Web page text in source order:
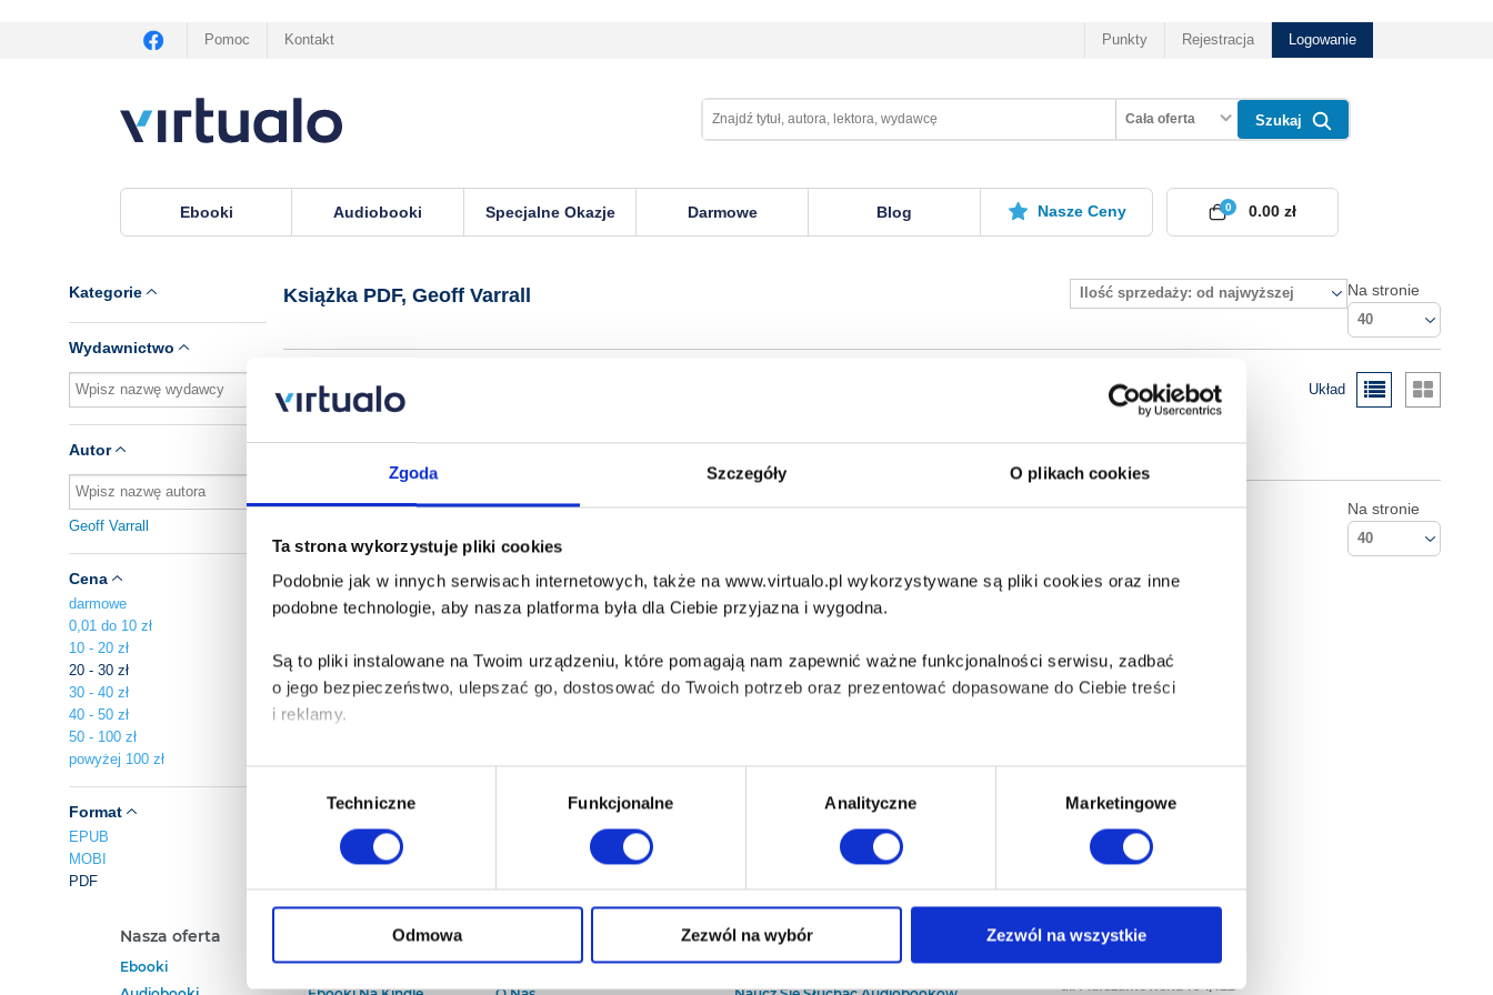
Zgoda Szczegóły O plikach cookies
Ta strona wykorzystuje pliki cookies
Podobnie jak w innych serwisach internetowych, także na www.virtualo.pl wykorzystywane są pliki cookies oraz inne
podobne technologie, aby nasza platforma była dla Ciebie przyjazna i wygodna.
Są to pliki instalowane na Twoim urządzeniu, które pomagają nam zapewnić ważne funkcjonalności serwisu, zadbać
o jego bezpieczeństwo, ulepszać go, dostosować do Twoich potrzeb oraz prezentować dopasowane do Ciebie treści
i reklamy.
Poza plikami, które są nam niezbędne do prawidłowego i bezpiecznego działania serwisu - są także takie, które wymagają
Twojej zgody.
Każda udzielona zgoda poprawi Twoje doświadczenia jeśli jesteś naszym Użytkownikiem.
Techniczne Funkcjonalne Analityczne Marketingowe
Odmowa Zezwól na wybór Zezwól na wszystkie
Pomoc Kontakt Punkty Rejestracja Logowanie
Cała oferta Szukaj
Ebooki Audiobooki Specjalne Okazje Darmowe Blog Nasze Ceny 0
0.00 zł
Kategorie
Wydawnictwo
Autor
Geoff Varrall
Cena
darmowe
0,01 do 10 zł
10 - 20 zł
20 - 30 zł
30 - 40 zł
40 - 50 zł
50 - 100 zł
powyżej 100 zł
Format
EPUB
MOBI
PDF
Książka PDF, Geoff Varrall Ilość sprzedaży: od najwyższej Na stronie
40
Układ
Brak pozycji.
Na stronie
40
Nasza oferta
Ebooki
Polecamy
Darmowe Ebooki
Kontakt
Baza wiedzy
Który Format Ebooka Wybrać?
Kontakt
Empik S.A
ul. Marszałkowska 104/122